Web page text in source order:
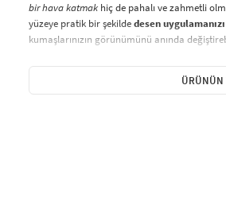
bir hava katmak hiç de pahalı ve zahmetli
yüzeye pratik bir şekildedesen uygulamanızı
kumaşlarınızın görünümünü anında
sabitleyip, istediğiniz renklerle boyama
boyama seti ile yaratıcı projeler
tekniği, her türlü yüzeyde
ÜRÜNÜN